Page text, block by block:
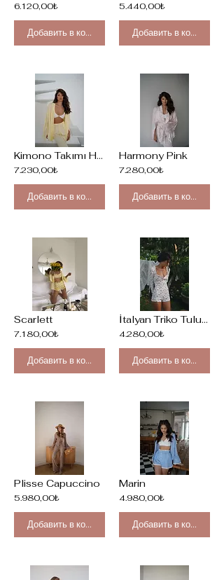
6.120,00₺
Добавить в корзину
5.440,00₺
Добавить в корзину
Kimono Takımı Harmony Yellow
7.230,00₺
Добавить в корзину
Harmony Pink
7.280,00₺
Добавить в корзину
Scarlett
7.180,00₺
Добавить в корзину
İtalyan Triko Tulum
4.280,00₺
Добавить в корзину
Plisse Capuccino
5.980,00₺
Добавить в корзину
Marin
4.980,00₺
Добавить в корзину